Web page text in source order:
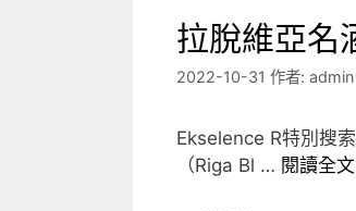
拉脫維亞名
2022-10-31 作者: admin
Ekselence R特別搜
（Riga Bl … 閱讀全文